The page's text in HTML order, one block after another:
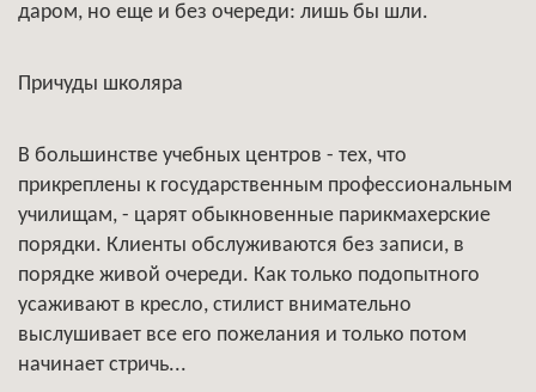
даром, но еще и без очереди: лишь бы шли.
Причуды школяра
В большинстве учебных центров - тех, что
прикреплены к государственным профессиональным
училищам, - царят обыкновенные парикмахерские
порядки. Клиенты обслуживаются без записи, в
порядке живой очереди. Как только подопытного
усаживают в кресло, стилист внимательно
выслушивает все его пожелания и только потом
начинает стричь...